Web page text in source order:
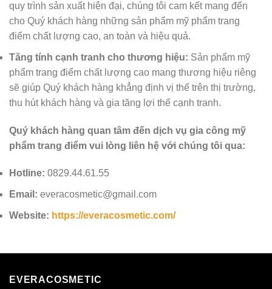
quy trình sản xuất hiện đại, chúng tôi cam kết mang đến
cho Quý khách hàng những sản phẩm mỹ phẩm trang
điểm chất lượng cao, an toàn và hiệu quả.
Tăng tính cạnh tranh cho thương hiệu: Sản phẩm mỹ
phẩm trang điểm chất lượng cao mang thương hiệu riêng
sẽ giúp Quý khách hàng khẳng định vị thế trên thị trường,
thu hút khách hàng và gia tăng lợi thế cạnh tranh.
Quý khách hàng quan tâm đến dịch vụ gia công mỹ
phẩm trang điểm vui lòng liên hệ với chúng tôi qua:
Hotline: 0829.44.61.55
Email: everacosmetic@gmail.com
Website: https://everacosmetic.com/
EVERACOSMETIC